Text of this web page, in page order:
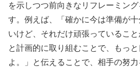
を示しつつ前向きなリフレーミン
す。例えば、「確かに今は準備が
いけど、それだけ頑張っているこ
と計画的に取り組むことで、もっ
よ。」と伝えることで、相手の努